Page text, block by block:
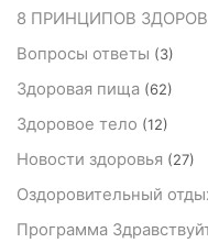
8 ПРИНЦИПОВ
Вопросы ответы (3)
Здоровая пища (62)
Здоровое тело (12)
Новости здоровья (27)
Оздоровительный
Программа